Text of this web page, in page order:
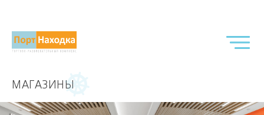
МАГАЗИНЫ